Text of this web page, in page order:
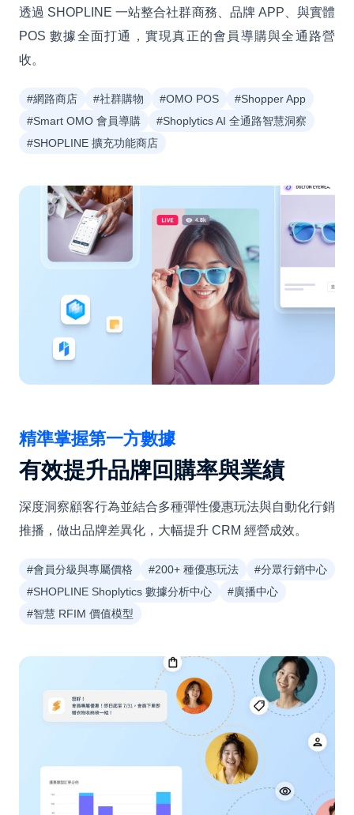
透過 SHOPLINE 一站整合社群商務、品牌 APP、與實體
POS 數據全面打通，實現真正的會員導購與全通路營
收。
#網路商店 #社群購物 #OMO POS
#Shopper App
#Smart OMO 會員導購
#Shoplytics AI 全通路智慧洞察
#SHOPLINE 擴充功能商店
精準掌握第一方數據
有效提升品牌回購率與業績
深度洞察顧客行為並結合多種彈性優惠玩法與自動化行銷
推播，做出品牌差異化，大幅提升 CRM 經營成效。
#會員分級與專屬價格 #200+ 種優惠玩法
#分眾行銷中心
#SHOPLINE Shoplytics 數據分析中心
#廣播中心
#智慧 RFIM 價值模型